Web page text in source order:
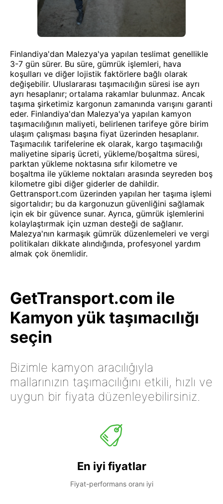
Finlandiya'dan Malezya'ya yapılan teslimat genellikle
3-7 gün sürer. Bu süre, gümrük işlemleri, hava
koşulları ve diğer lojistik faktörlere bağlı olarak
değişebilir. Uluslararası taşımacılığın süresi ise ayrı
ayrı hesaplanır; ortalama rakamlar bulunmaz. Ancak
taşıma şirketimiz kargonun zamanında varışını garanti
eder. Finlandiya'dan Malezya'ya yapılan kamyon
taşımacılığının maliyeti, belirlenen tarifeye göre birim
ulaşım çalışması başına fiyat üzerinden hesaplanır.
Taşımacılık tarifelerine ek olarak, kargo taşımacılığı
maliyetine sipariş ücreti, yükleme/boşaltma süresi,
parktan yükleme noktasına sıfır kilometre ve
boşaltma ile yükleme noktaları arasında seyreden boş
kilometre gibi diğer giderler de dahildir.
Gettransport.com üzerinden yapılan her taşıma işlemi
sigortalıdır; bu da kargonuzun güvenliğini sağlamak
için ek bir güvence sunar. Ayrıca, gümrük işlemlerini
kolaylaştırmak için uzman desteği de sağlanır.
Malezya'nın karmaşık gümrük düzenlemeleri ve vergi
politikaları dikkate alındığında, profesyonel yardım
almak çok önemlidir.
GetTransport.com ile
Kamyon yük taşımacılığı
seçin
Bizimle kamyon aracılığıyla
mallarınızın taşımacılığını etkili, hızlı ve
uygun bir fiyata düzenleyebilirsiniz.
En iyi fiyatlar
Fiyat-performans oranı iyi